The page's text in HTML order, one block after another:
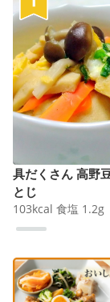
具だくさん 高野
とじ
103kcal 食塩 1.2g